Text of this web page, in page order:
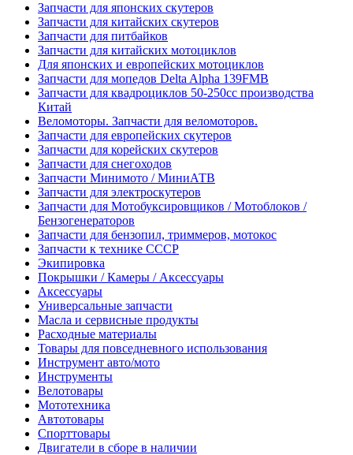
Запчасти для японских скутеров
Запчасти для китайских скутеров
Запчасти для питбайков
Запчасти для китайских мотоциклов
Для японских и европейских мотоциклов
Запчасти для мопедов Delta Alpha 139FMB
Запчасти для квадроциклов 50-250сс производства
Китай
Веломоторы. Запчасти для веломоторов.
Запчасти для европейских скутеров
Запчасти для корейских скутеров
Запчасти для снегоходов
Запчасти Минимото / МиниАТВ
Запчасти для электроскутеров
Запчасти для Мотобуксировщиков / Мотоблоков /
Бензогенераторов
Запчасти для бензопил, триммеров, мотокос
Запчасти к технике СССР
Экипировка
Покрышки / Камеры / Аксессуары
Аксессуары
Универсальные запчасти
Масла и сервисные продукты
Расходные материалы
Товары для повседневного использования
Инструмент авто/мото
Инструменты
Велотовары
Мототехника
Автотовары
Спорттовары
Двигатели в сборе в наличии